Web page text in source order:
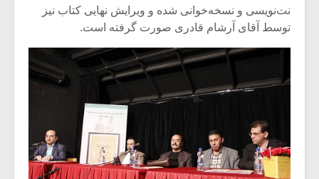
نت‌نویسی و نسخه‌خوانی شده و ویرایش نهایی کتاب نیز
توسط آقای آرشام قادری صورت گرفته است.
میکلوش روژا موریس ژار